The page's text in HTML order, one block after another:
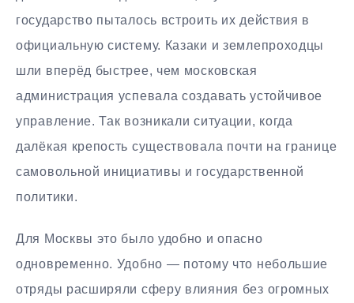
государство пыталось встроить их действия в
официальную систему. Казаки и землепроходцы
шли вперёд быстрее, чем московская
администрация успевала создавать устойчивое
управление. Так возникали ситуации, когда
далёкая крепость существовала почти на границе
самовольной инициативы и государственной
политики.
Для Москвы это было удобно и опасно
одновременно. Удобно — потому что небольшие
отряды расширяли сферу влияния без огромных